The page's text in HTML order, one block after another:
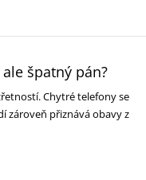
špatný pán?
Chytré telefony se
zároveň přiznává obavy z